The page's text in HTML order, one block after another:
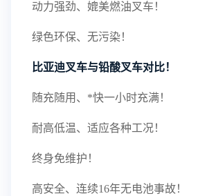
动力强劲、媲美燃油叉车！
绿色环保、无污染！
比亚迪叉车与铅酸叉车对比！
随充随用、*快一小时充满！
耐高低温、适应各种工况！
终身免维护！
高安全、连续16年无电池事故！